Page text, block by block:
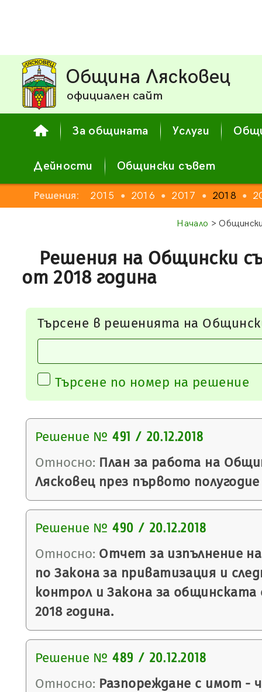
Община Лясковец
официален сайт
За общината Услуги
Дейности Общински съвет
Решения:
● 2014 2015 ● 2016 ● 2017 ● 2018 ●
Начало >
Решения на Общински
от 2018 година
Търсене в решенията на
Търсене по номер на решение
Решение № 491 / 20.12.2018
Относно: План за работа на
Лясковец през първото полугодие
Решение № 490 / 20.12.2018
Относно: Отчет за изпълнение
по Закона за приватизация и
контрол и Закона за
2018 година.
Решение № 489 / 20.12.2018
Относно: Разпореждане с имот -